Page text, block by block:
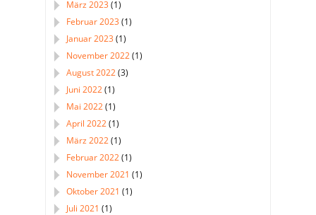
März 2023(1)
Februar 2023(1)
Januar 2023(1)
November 2022(1)
August 2022(3)
Juni 2022(1)
Mai 2022(1)
April 2022(1)
März 2022(1)
Februar 2022(1)
November 2021 (1)
Oktober 2021 (1)
Juli 2021 (1)